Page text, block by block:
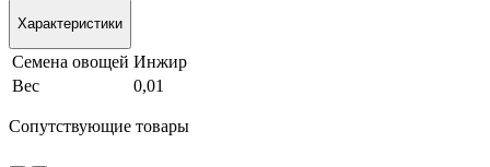
Характеристики
Семена овощей Инжир
Вес
0,01
Сопутствующие товары